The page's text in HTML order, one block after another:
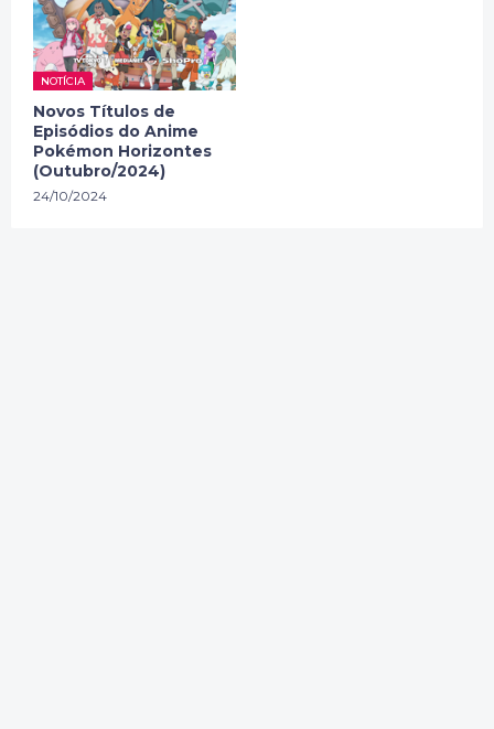
NOTÍCIA
Novos Títulos de
Episódios do Anime
Pokémon Horizontes
(Outubro/2024)
24/10/2024